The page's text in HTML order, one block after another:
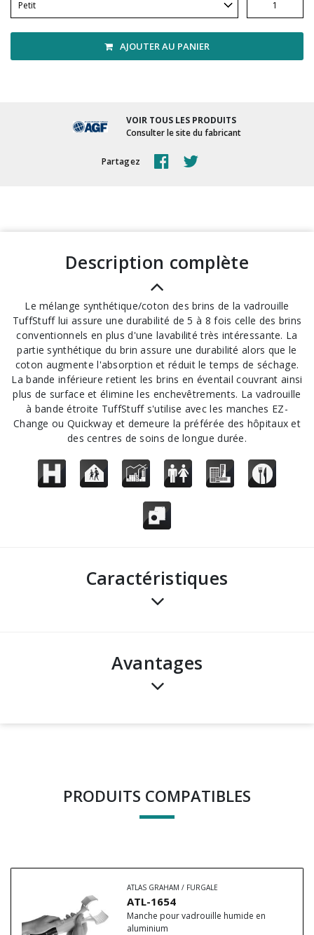
AJOUTER AU PANIER
VOIR TOUS LES PRODUITS
Consulter le site du fabricant
Partagez
description complète
Le mélange synthétique/coton des brins de la vadrouille
TuffStuff lui assure une durabilité de 5 à 8 fois celle des brins
conventionnels en plus d'une lavabilité très intéressante. La
partie synthétique du brin assure une durabilité alors que le
coton augmente l'absorption et réduit le temps de séchage.
La bande inférieure retient les brins en éventail couvrant ainsi
plus de surface et élimine les enchevêtrements. La vadrouille
à bande étroite TuffStuff s'utilise avec les manches EZ-
Change ou Quickway et demeure la préférée des hôpitaux et
des centres de soins de longue durée.
Caractéristiques
avantages
PRODUITS COMPATIBLES
ATLAS GRAHAM / FURGALE
ATL-1654
Manche pour vadrouille humide en
aluminium